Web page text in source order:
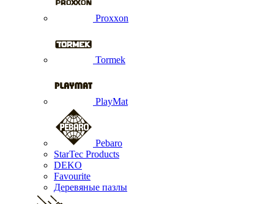
Proxxon
Tormek
PlayMat
Pebaro
StarTec Products
DEKO
Favourite
Деревяные пазлы